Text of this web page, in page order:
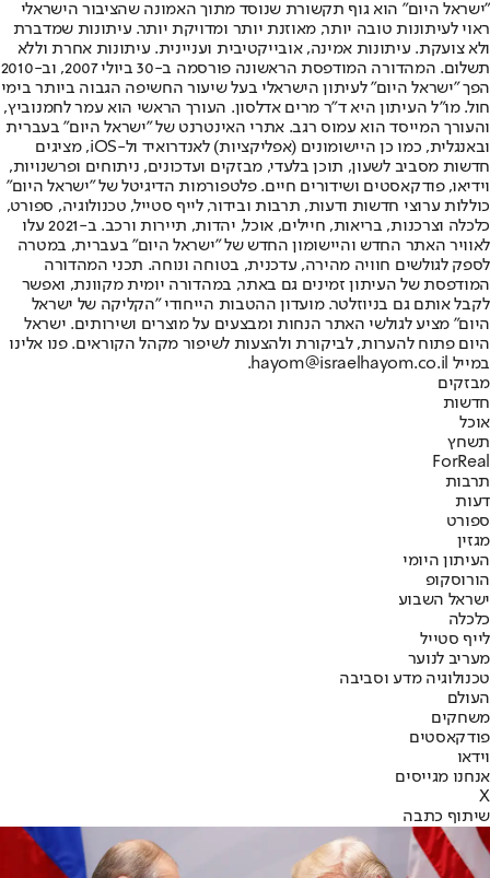
"ישראל היום" הוא גוף תקשורת שנוסד מתוך האמונה שהציבור הישראלי
ראוי לעיתונות טובה יותר, מאוזנת יותר ומדויקת יותר. עיתונות שמדברת
ולא צועקת. עיתונות אמינה, אובייקטיבית ועניינית. עיתונות אחרת וללא
תשלום. המהדורה המודפסת הראשונה פורסמה ב-30 ביולי 2007, וב-2010
הפך "ישראל היום" לעיתון הישראלי בעל שיעור החשיפה הגבוה ביותר בימי
חול. מו"ל העיתון היא ד"ר מרים אדלסון. העורך הראשי הוא עמר לחמנוביץ,
והעורך המייסד הוא עמוס רגב. אתרי האינטרנט של "ישראל היום" בעברית
ובאנגלית, כמו כן היישומונים (אפליקציות) לאנדרואיד ול-iOS, מציגים
חדשות מסביב לשעון, תוכן בלעדי, מבזקים ועדכונים, ניתוחים ופרשנויות,
וידיאו, פודקאסטים ושידורים חיים. פלטפורמות הדיגיטל של "ישראל היום"
כוללות ערוצי חדשות ודעות, תרבות ובידור, לייף סטייל, טכנולוגיה, ספורט,
כלכלה וצרכנות, בריאות, חיילים, אוכל, יהדות, תיירות ורכב. ב-2021 עלו
לאוויר האתר החדש והיישומון החדש של "ישראל היום" בעברית, במטרה
לספק לגולשים חוויה מהירה, עדכנית, בטוחה ונוחה. תכני המהדורה
המודפסת של העיתון זמינים גם באתר, במהדורה יומית מקוונת, ואפשר
לקבל אותם גם בניוזלטר. מועדון ההטבות הייחודי "הקליקה של ישראל
היום" מציע לגולשי האתר הנחות ומבצעים על מוצרים ושירותים. ישראל
היום פתוח להערות, לביקורת ולהצעות לשיפור מקהל הקוראים. פנו אלינו
במייל hayom@israelhayom.co.il.
מבזקים
חדשות
אוכל
תשחץ
ForReal
תרבות
דעות
ספורט
מגזין
העיתון היומי
הורוסקופ
ישראל השבוע
כלכלה
לייף סטייל
מעריב לנוער
טכנולוגיה מדע וסביבה
העולם
משחקים
פודקאסטים
וידאו
אנחנו מגייסים
X
שיתוף כתבה